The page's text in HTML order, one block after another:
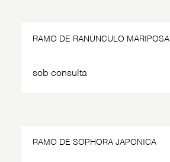
RAMO DE RANÚNCULO MARIPOSA
sob consulta
RAMO DE SOPHORA JAPONICA